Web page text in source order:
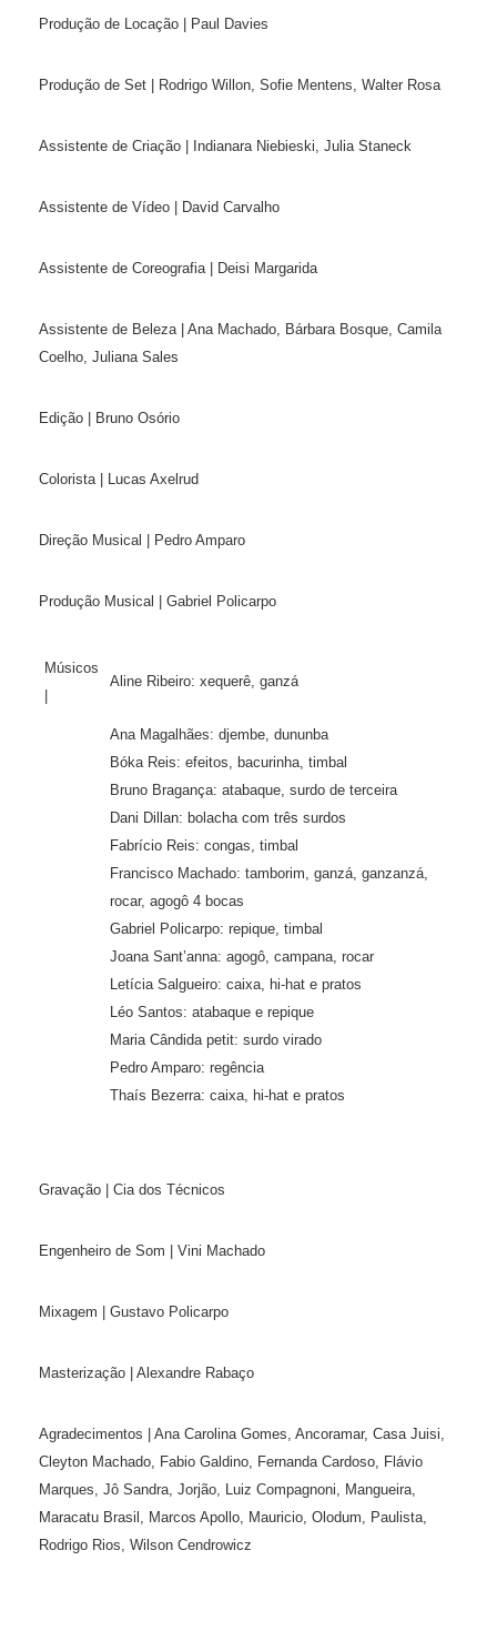
Produção de Locação | Paul Davies
Produção de Set | Rodrigo Willon, Sofie Mentens, Walter Rosa
Assistente de Criação | Indianara Niebieski, Julia Staneck
Assistente de Vídeo | David Carvalho
Assistente de Coreografia | Deisi Margarida
Assistente de Beleza | Ana Machado, Bárbara Bosque, Camila
Coelho, Juliana Sales
Edição | Bruno Osório
Colorista | Lucas Axelrud
Direção Musical | Pedro Amparo
Produção Musical | Gabriel Policarpo
Músicos
Aline Ribeiro: xequerê, ganzá
Ana Magalhães: djembe, dununba
Bóka Reis: efeitos, bacurinha, timbal
Bruno Bragança: atabaque, surdo de terceira
Dani Dillan: bolacha com três surdos
Fabrício Reis: congas, timbal
Francisco Machado: tamborim, ganzá, ganzanzá,
rocar, agogô 4 bocas
Gabriel Policarpo: repique, timbal
Joana Sant’anna: agogô, campana, rocar
Letícia Salgueiro: caixa, hi-hat e pratos
Léo Santos: atabaque e repique
Maria Cândida petit: surdo virado
Pedro Amparo: regência
Thaís Bezerra: caixa, hi-hat e pratos
Gravação | Cia dos Técnicos
Engenheiro de Som | Vini Machado
Mixagem | Gustavo Policarpo
Masterização | Alexandre Rabaço
Agradecimentos | Ana Carolina Gomes, Ancoramar, Casa Juisi,
Cleyton Machado, Fabio Galdino, Fernanda Cardoso, Flávio
Marques, Jô Sandra, Jorjão, Luiz Compagnoni, Mangueira,
Maracatu Brasil, Marcos Apollo, Mauricio, Olodum, Paulista,
Rodrigo Rios, Wilson Cendrowicz